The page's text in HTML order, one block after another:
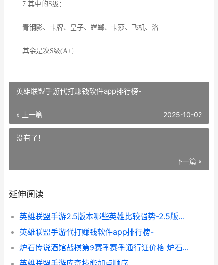
7.其中的S级：
青钢影、卡牌、皇子、螳螂、卡莎、飞机、洛
其余是次S级(A+)
英雄联盟手游代打赚钱软件app排行榜-
« 上一篇 2025-10-02
没有了！
下一篇 »
延伸阅读
英雄联盟手游2.5版本哪些英雄比较强势-2.5版本强势英雄推荐
英雄联盟手游代打赚钱软件app排行榜-
炉石传说酒馆战棋第9赛季赛季通行证价格 炉石传说酒馆战旗排行榜
英雄联盟手游库奇技能加点顺序